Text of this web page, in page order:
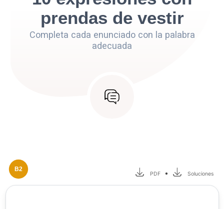
prendas de vestir
Completa cada enunciado con la palabra
adecuada
B2
PDF • Soluciones